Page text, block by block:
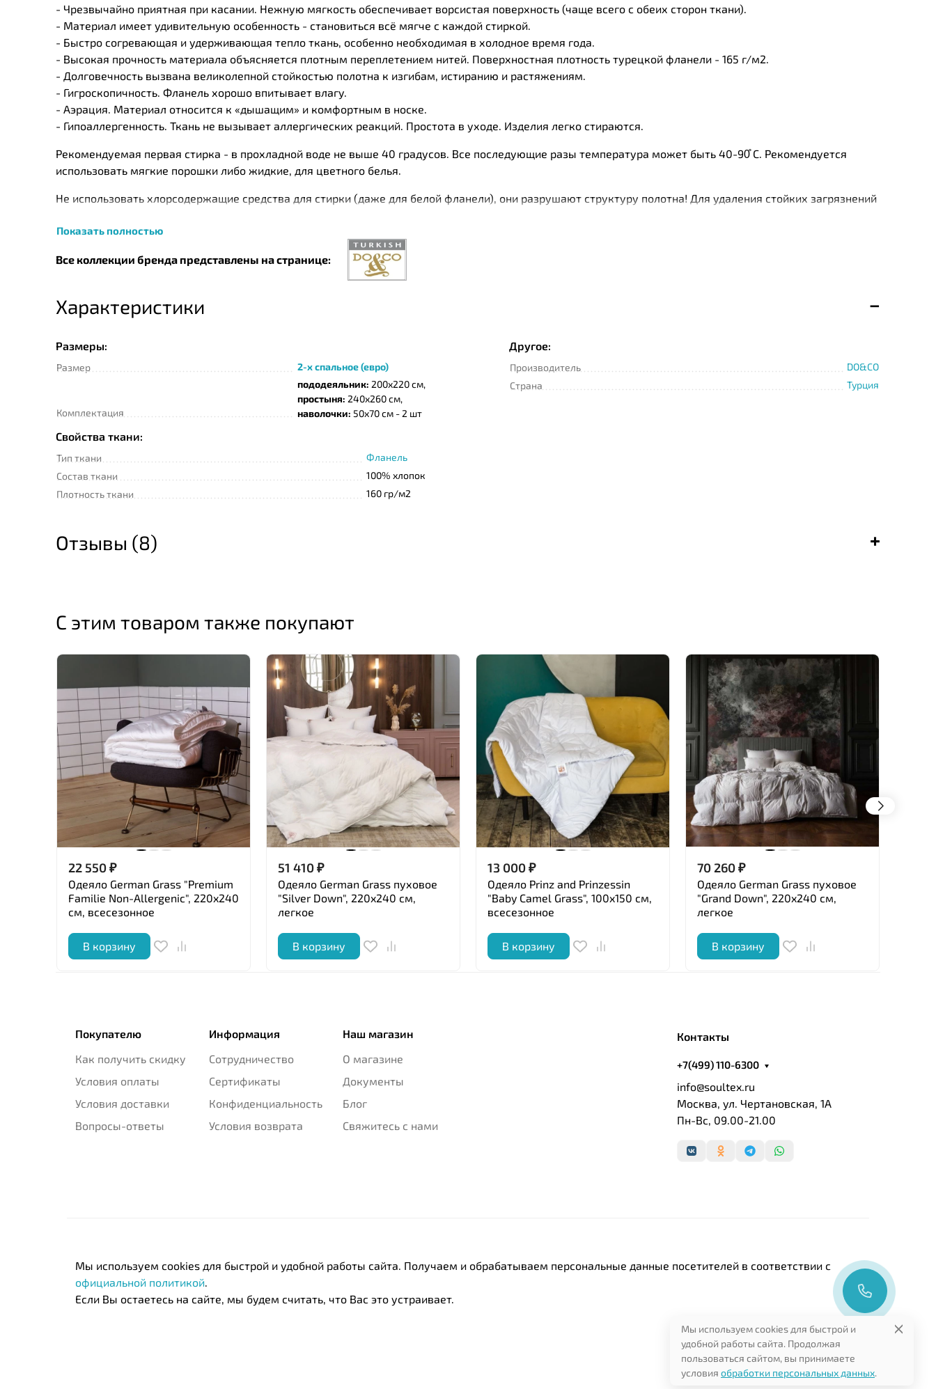
- Чрезвычайно приятная при касании. Нежную мягкость обеспечивает ворсистая поверхность (чаще всего с обеих сторон ткани).
- Материал имеет удивительную особенность - становиться всё мягче с каждой стиркой.
- Быстро согревающая и удерживающая тепло ткань, особенно необходимая в холодное время года.
- Высокая прочность материала объясняется плотным переплетением нитей. Поверхностная плотность турецкой фланели - 165 г/м2.
- Долговечность вызвана великолепной стойкостью полотна к изгибам, истиранию и растяжениям.
- Гигроскопичность. Фланель хорошо впитывает влагу.
- Аэрация. Материал относится к «дышащим» и комфортным в носке.
- Гипоаллергенность. Ткань не вызывает аллергических реакций. Простота в уходе. Изделия легко стираются.
Рекомендуемая первая стирка - в прохладной воде не выше 40 градусов. Все последующие разы температура может быть 40-90̊ С. Рекомендуется
использовать мягкие порошки либо жидкие, для цветного белья.
Не использовать хлорсодержащие средства для стирки (даже для белой фланели), они разрушают структуру полотна! Для удаления стойких загрязнений
При ручной стирке фланель нельзя тереть. Такие действия приводят к стиранию верхнего ворсистого слоя. допустимо только замачивание и полоскание.
Изделия сушат естественным способом вдали от отопительных приборов, не допуская попадания на них прямых солнечных лучей.
Вся их продукция отличается высоким качеством и продуманностью дизайна. Особенность турецкого текстиля – это прочность и способность
выдерживать частые стирки, а также широкая палитра цветов и богатое разнообразие тканей.
Показать полностью
Все коллекции бренда представлены на странице:
Характеристики
Размеры:
Размер 2-х спальное (евро)
Комплектация
пододеяльник: 200х220 см,
простыня: 240х260 см,
наволочки: 50х70 см - 2 шт
Свойства ткани:
Тип ткани
Фланель
Состав ткани
100% хлопок
Плотность ткани
160 гр/м2
Другое:
Производитель
DO&CO
Страна
Турция
Отзывы (8)
С этим товаром также покупают
22 550₽
Одеяло German Grass "Premium
Familie Non-Allergenic", 220x240
см, всесезонное
В корзину
51 410₽
Одеяло German Grass пуховое
"Silver Down", 220x240 см,
легкое
В корзину
13 000₽
Одеяло Prinz and Prinzessin
"Baby Camel Grass", 100x150 см,
всесезонное
В корзину
70 260₽
Одеяло German Grass пуховое
"Grand Down", 220x240 см,
легкое
В корзину
Покупателю
Как получить скидку
Условия оплаты
Условия доставки
Вопросы-ответы
Информация
Сотрудничество
Сертификаты
Конфиденциальность
Условия возврата
Наш магазин
О магазине
Документы
Блог
Свяжитесь с нами
Контакты
+7(499) 110-6300
info@soultex.ru
Москва, ул. Чертановская, 1А
Пн-Вс, 09.00-21.00
Мы используем cookies для быстрой и удобной работы сайта. Получаем и обрабатываем персональные данные посетителей в соответствии с
официальной политикой.
Если Вы остаетесь на сайте, мы будем считать, что Вас это устраивает.
Мы используем cookies для быстрой и
удобной работы сайта. Продолжая
пользоваться сайтом, вы принимаете
условия обработки персональных данных.